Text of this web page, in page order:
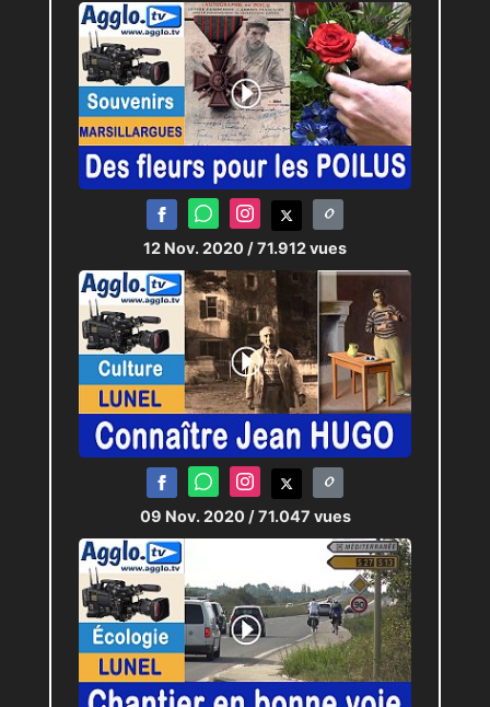
12 Nov. 2020 / 71.912 vues
09 Nov. 2020 / 71.047 vues